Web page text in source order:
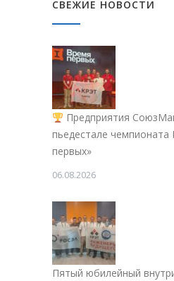
СВЕЖИЕ НОВОСТИ
Предприятия
пьедестале чемпионата
первых»
06.08.2026
Пятый юбилейный